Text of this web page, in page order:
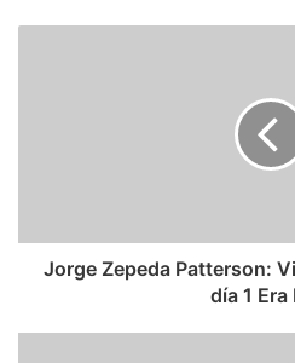
1
Jorge Zepeda Patterson:
día 1 Era